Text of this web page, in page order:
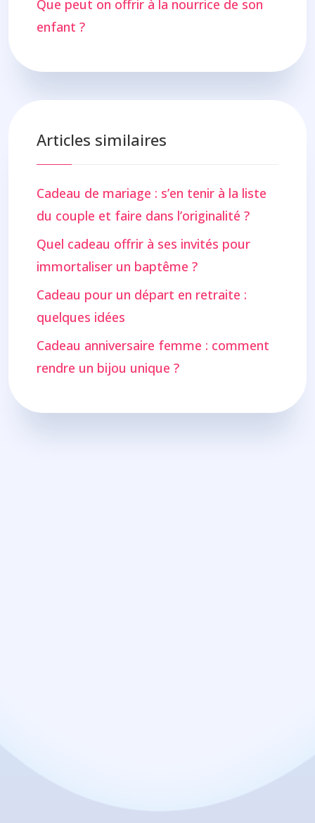
Que peut on offrir à la nourrice de son
enfant ?
Articles similaires
Cadeau de mariage : s’en tenir à la liste
du couple et faire dans l’originalité ?
Quel cadeau offrir à ses invités pour
immortaliser un baptême ?
Cadeau pour un départ en retraite :
quelques idées
Cadeau anniversaire femme : comment
rendre un bijou unique ?